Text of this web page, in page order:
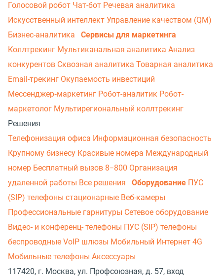
Голосовой робот Чат-бот Речевая аналитика
Искусственный интеллект Управление качеством (QM)
Бизнес-аналитика
Сервисы для маркетинга
Коллтрекинг Мультиканальная аналитика Анализ
конкурентов Сквозная аналитика Товарная аналитика
Email-трекинг Окупаемость инвестиций
Мессенджер‑маркетинг Робот-аналитик Робот-
маркетолог Мультирегиональный коллтрекинг
Решения
Телефонизация офиса Информационная безопасность
Крупному бизнесу Красивые номера Международный
номер Бесплатный вызов 8−800 Организация
удаленной работы Все решения Оборудование ПУС
(SIP) телефоны стационарные Веб-камеры
Профессиональные гарнитуры Сетевое оборудование
Видео- и конференц- телефоны ПУС (SIP) телефоны
беспроводные VoIP шлюзы Мобильный Интернет 4G
Мобильные телефоны Аксессуары
117420, г. Москва, ул. Профсоюзная, д. 57, вход